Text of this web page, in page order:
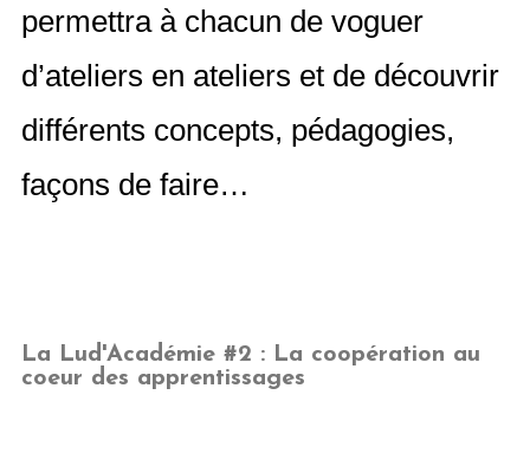
permettra à chacun de voguer
d’ateliers en ateliers et de découvrir
différents concepts, pédagogies,
façons de faire…
La Lud'Académie #2 : La coopération au
coeur des apprentissages